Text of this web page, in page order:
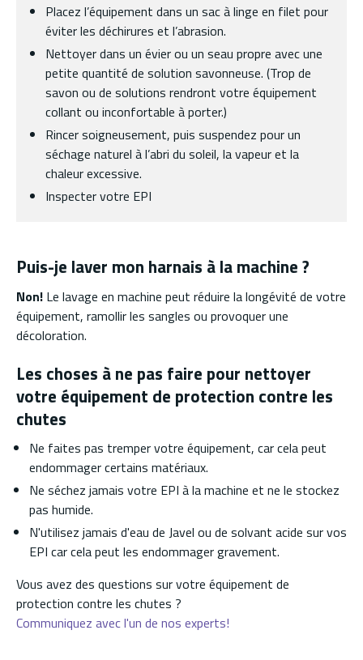
Placez l’équipement dans un sac à linge en filet pour
éviter les déchirures et l’abrasion.
Nettoyer dans un évier ou un seau propre avec une
petite quantité de solution savonneuse. (Trop de
savon ou de solutions rendront votre équipement
collant ou inconfortable à porter.)
Rincer soigneusement, puis suspendez pour un
séchage naturel à l’abri du soleil, la vapeur et la
chaleur excessive.
Inspecter votre EPI
Puis-je laver mon harnais à la machine ?
Non! Le lavage en machine peut réduire la longévité de votre
équipement, ramollir les sangles ou provoquer une
décoloration.
Les choses à ne pas faire pour nettoyer
votre équipement de protection contre les
chutes
Ne faites pas tremper votre équipement, car cela peut
endommager certains matériaux.
Ne séchez jamais votre EPI à la machine et ne le stockez
pas humide.
N'utilisez jamais d'eau de Javel ou de solvant acide sur vos
EPI car cela peut les endommager gravement.
Vous avez des questions sur votre équipement de
protection contre les chutes ?
Communiquez avec l'un de nos experts!